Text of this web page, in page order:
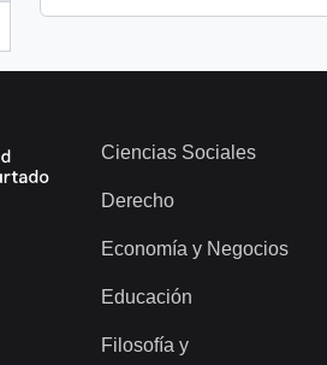
Ciencias Sociales
Derecho
Economía y Negocios
Educación
Filosofía y